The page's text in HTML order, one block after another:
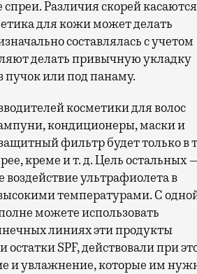
Различия скорей касаются
для кожи может делать
составлялась с учетом
делать привычную укладку
пучок или под панаму.
косметики для волос
кондиционеры, маски и
фильтр будет только в
креме и т. д. Цель остальных
ультрафиолета в
температурами. С
можете использовать
линиях эти продукты
SPF, действовали при
и увлажнение, которые им